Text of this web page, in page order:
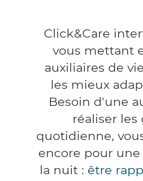
Click&Care
vous mettant
auxiliaires de
les mieux
Besoin d'une
réaliser les
quotidienne,
encore pour
la nuit : être